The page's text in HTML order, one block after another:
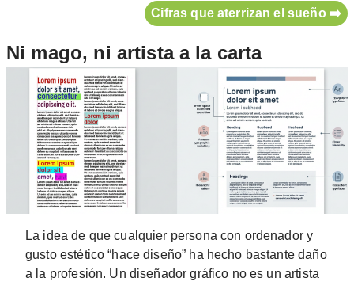
Cifras que aterrizan el sueño ➡️
Ni mago, ni artista a la carta
La idea de que cualquier persona con ordenador y
gusto estético “hace diseño” ha hecho bastante daño
a la profesión. Un diseñador gráfico no es un artista